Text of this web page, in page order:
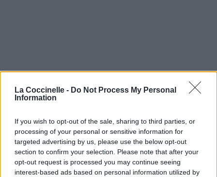
La Coccinelle - Do Not Process My Personal
Information
If you wish to opt-out of the sale, sharing to third parties, or
processing of your personal or sensitive information for
targeted advertising by us, please use the below opt-out
section to confirm your selection. Please note that after your
opt-out request is processed you may continue seeing
interest-based ads based on personal information utilized by